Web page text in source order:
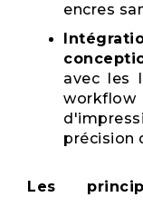
encres
avec les
précision
Les